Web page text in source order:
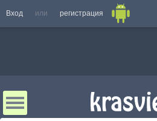
Вход или регистрация